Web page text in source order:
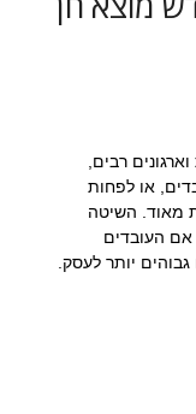
רבים,
או לפחות
מאוד. השיטה
אם העובדים
גבוהים יותר לעסק.